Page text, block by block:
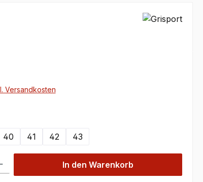
Versandkosten
40 41 42 43
In den Warenkorb